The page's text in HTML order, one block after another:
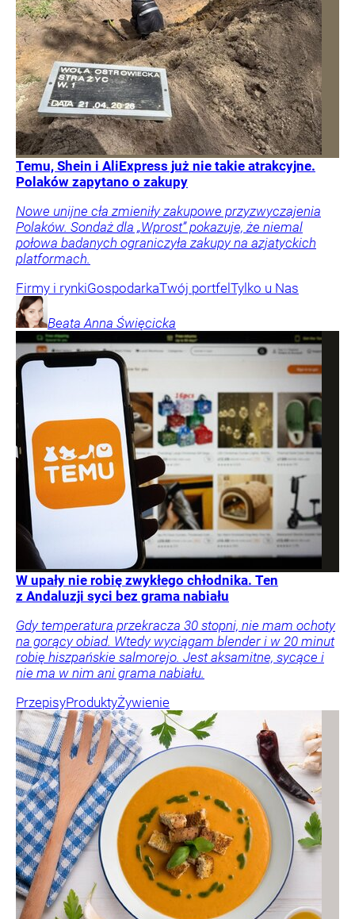
Temu, Shein i AliExpress już nie takie atrakcyjne.
Polaków zapytano o zakupy
Nowe unijne cła zmieniły zakupowe przyzwyczajenia
Polaków. Sondaż dla „Wprost” pokazuje, że niemal
połowa badanych ograniczyła zakupy na azjatyckich
platformach.
Firmy i rynkiGospodarkaTwój portfelTylko u Nas
Beata Anna Święcicka
W upały nie robię zwykłego chłodnika. Ten
z Andaluzji syci bez grama nabiału
Gdy temperatura przekracza 30 stopni, nie mam ochoty
na gorący obiad. Wtedy wyciągam blender i w 20 minut
robię hiszpańskie salmorejo. Jest aksamitne, sycące i
nie ma w nim ani grama nabiału.
PrzepisyProduktyŻywienie